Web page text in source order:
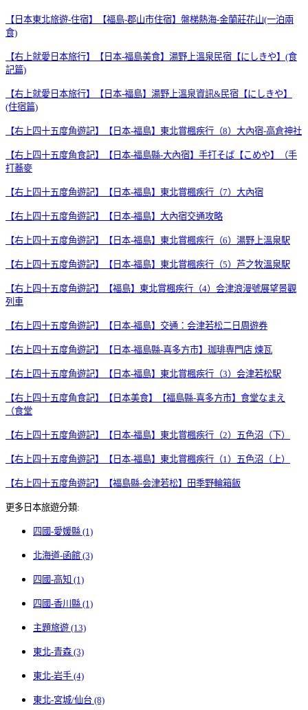
【日本東北旅遊-住宿】【福島-郡山市住宿】盤梯熱海-金蘭莊花山(一泊兩
食)
【右上就愛日本旅行】【日本-福島美食】湯野上溫泉民宿【にしきや】(食
記篇)
【右上就愛日本旅行】【日本-福島】湯野上溫泉資訊&民宿【にしきや】
(住宿篇)
【右上四十五度角遊記】【日本-福島】東北賞楓疾行（8）大內宿-高倉神社
【右上四十五度角食記】【日本-福島縣-大內宿】手打そば【こめや】（手
打蕎麥
【右上四十五度角遊記】【日本-福島】東北賞楓疾行（7）大內宿
【右上四十五度角遊記】【日本-福島】大內宿交通攻略
【右上四十五度角遊記】【日本-福島】東北賞楓疾行（6）湯野上溫泉駅
【右上四十五度角遊記】【日本-福島】東北賞楓疾行（5）芦之牧溫泉駅
【右上四十五度角遊記】【福島】東北賞楓疾行（4）会津浪漫號展望景觀
列車
【右上四十五度角遊記】【日本-福島】交通：会津若松二日周遊券
【右上四十五度角遊記】【日本-福島縣-喜多方市】珈琲専門店 煉瓦
【右上四十五度角遊記】【日本-福島】東北賞楓疾行（3）会津若松駅
【右上四十五度角食記】【日本美食】【福島縣-喜多方市】食堂なまえ
（食堂
【右上四十五度角遊記】【日本-福島】東北賞楓疾行（2）五色沼（下）
【右上四十五度角遊記】【日本-福島】東北賞楓疾行（1）五色沼（上）
【右上四十五度角遊記】【福島縣-会津若松】田季野輪箱飯
更多日本旅遊分類:
四國-愛媛縣 (1)
北海道-函館 (3)
四國-高知 (1)
四國-香川縣 (1)
主題旅遊 (13)
東北-青森 (3)
東北-岩手 (4)
東北-宮城/仙台 (8)